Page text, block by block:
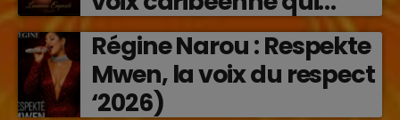
transforme les émotions
en musique (2026)
Régine Narou : Respekte
Mwen, la voix du respect
‘2026)